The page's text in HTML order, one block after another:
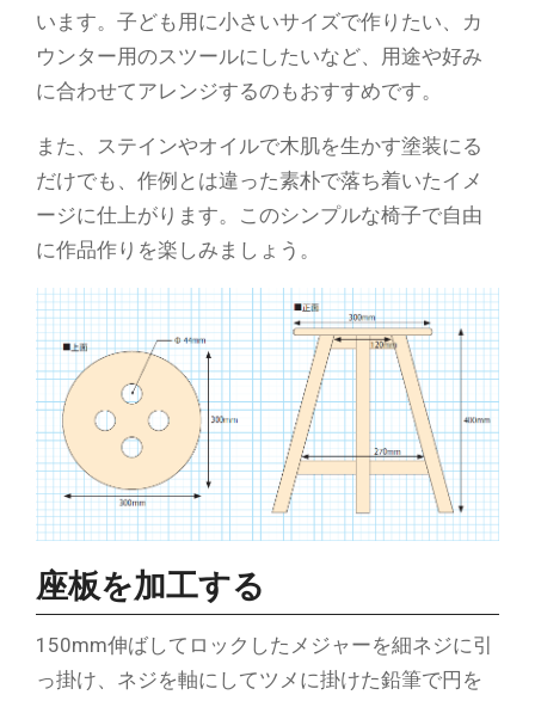
います。子ども用に小さいサイズで作りたい、カ
ウンター用のスツールにしたいなど、用途や好み
に合わせてアレンジするのもおすすめです。
また、ステインやオイルで木肌を生かす塗装にる
だけでも、作例とは違った素朴で落ち着いたイメ
ージに仕上がります。このシンプルな椅子で自由
に作品作りを楽しみましょう。
座板を加工する
150mm伸ばしてロックしたメジャーを細ネジに引
っ掛け、ネジを軸にしてツメに掛けた鉛筆で円を